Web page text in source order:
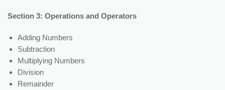
Section 3: Operations and Operators
Adding Numbers
Subtraction
Multiplying Numbers
Division
Remainder